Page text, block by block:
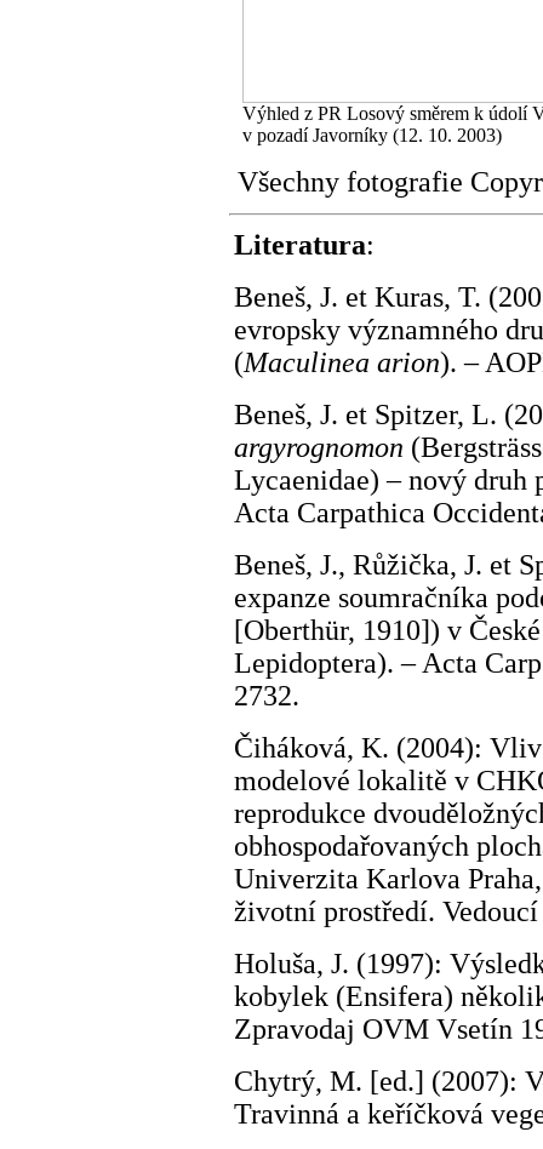
Výhled z PR Losový směrem k údolí
v pozadí Javorníky (12. 10. 2003)
Všechny fotografie
Literatura:
Beneš, J. et Kuras, T.
evropsky významného
(Maculinea arion). –
Beneš, J. et Spitzer, L.
argyrognomon
Lycaenidae) – nový druh
Acta Carpathica
Beneš, J., Růžička, J. et
expanze soumračníka
[Oberthür, 1910]) v
Lepidoptera). – Acta
2732.
Čiháková, K. (2004):
modelové lokalitě v
reprodukce
obhospodařovaných
Univerzita Karlova
životní prostředí.
Holuša, J. (1997):
kobylek (Ensifera)
Zpravodaj OVM Vsetín
Chytrý, M. [ed.] (2007):
Travinná a keříčková